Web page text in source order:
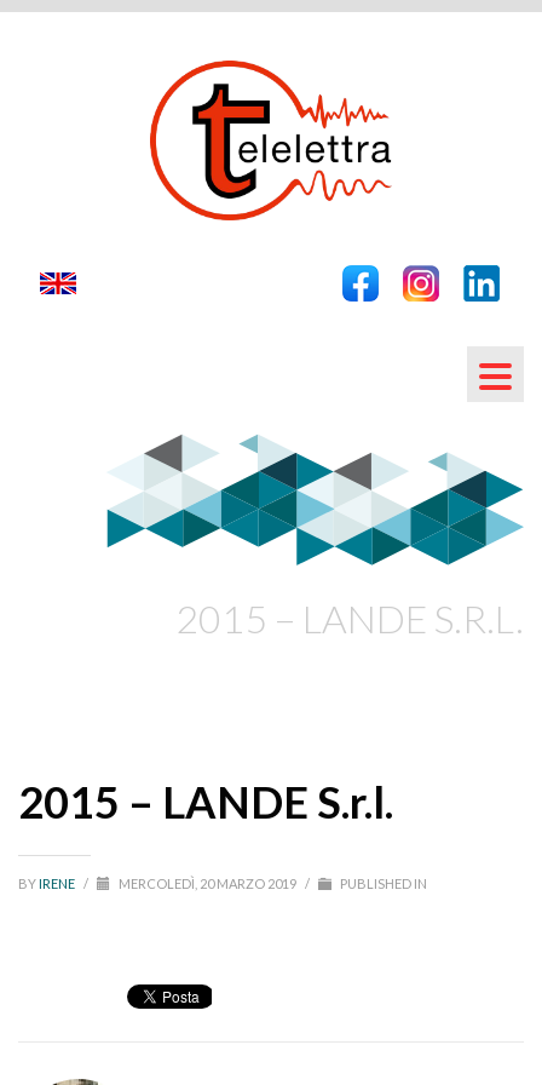
2015 – LANDE S.R.L.
2015 – LANDE S.r.l.
BYIRENE / MERCOLEDÌ, 20 MARZO 2019 / PUBLISHED IN